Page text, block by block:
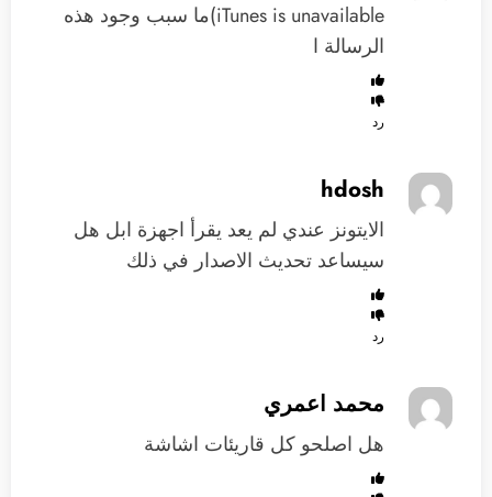
iTunes is unavailable)ما سبب وجود هذه
الرسالة ا
رد
hdosh
الايتونز عندي لم يعد يقرأ اجهزة ابل هل
سيساعد تحديث الاصدار في ذلك
رد
محمد اعمري
هل اصلحو كل قاريئات اشاشة